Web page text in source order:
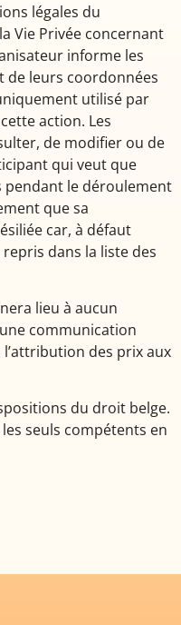
légales du
Vie Privée concernant
informe les
de leurs coordonnées
utilisé par
action. Les
de modifier ou de
qui veut que
pendant le déroulement
que sa
car, à défaut
dans la liste des
lieu à aucun
communication
des prix aux
du droit belge.
seuls compétents en